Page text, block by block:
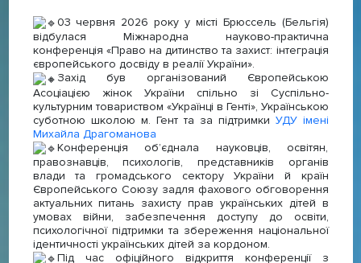
03 червня 2026 року у місті Брюссель (Бельгія)
відбулася Міжнародна науково-практична
конференція «Право на дитинство та захист: інтеграція
європейського досвіду в реалії України».
Захід був організований Європейською
Асоціацією жінок України спільно зі Суспільно-
культурним товариством «Українці в Генті», Українською
суботною школою м. Гент та за підтримки УДУ імені
Михайла Драгоманова
Конференція об’єднала науковців, освітян,
правознавців, психологів, представників органів
влади та громадського сектору України й країн
Європейського Союзу задля фахового обговорення
актуальних питань захисту прав українських дітей в
умовах війни, забезпечення доступу до освіти,
психологічної підтримки та збереження національної
ідентичності українських дітей за кордоном.
Під час офіційного відкриття конференції з